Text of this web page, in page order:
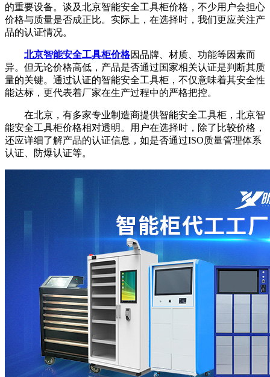
的重要设备。谈及北京智能安全工具柜价格，不少用户会担心
价格与质量是否成正比。实际上，在选择时，我们更应关注产
品的认证情况。
北京智能安全工具柜价格因品牌、材质、功能等因素而
异。但无论价格高低，产品是否通过国家相关认证是判断其质
量的关键。通过认证的智能安全工具柜，不仅意味着其安全性
能达标，更代表着厂家在生产过程中的严格把控。
在北京，有多家专业制造商提供智能安全工具柜，北京智
能安全工具柜价格相对透明。用户在选择时，除了比较价格，
还应详细了解产品的认证信息，如是否通过ISO质量管理体系
认证、防爆认证等。